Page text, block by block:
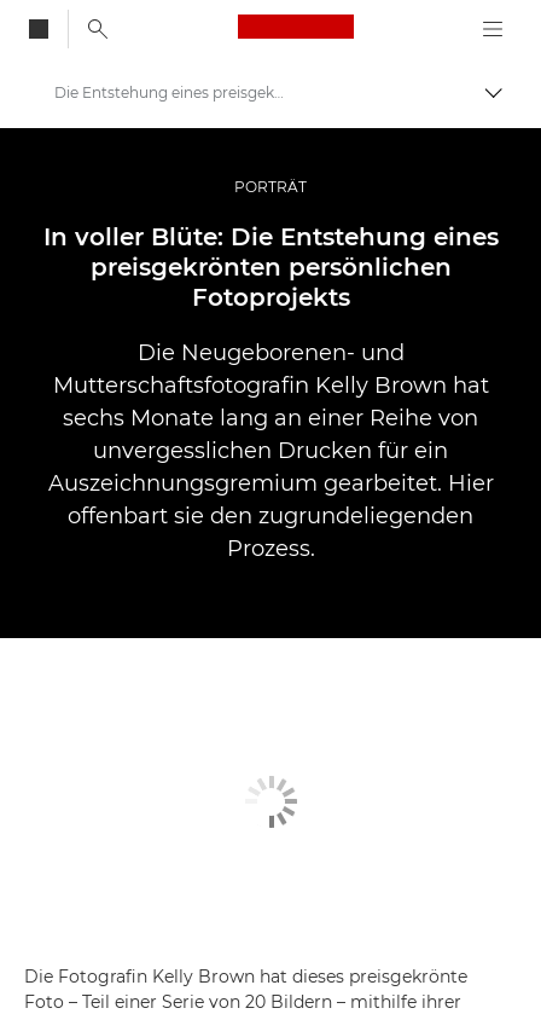
Canon Logo, back
Auf
Profi-Geschichten: Inspirationen für Foto, Video und Durck
Die Entstehung eines preisgekrönten Fotoprojekts über Neugeborene
PORTRÄT
In voller Blüte: Die Entstehung eines
preisgekrönten persönlichen
Fotoprojekts
Die Neugeborenen- und
Mutterschaftsfotografin Kelly Brown hat
sechs Monate lang an einer Reihe von
unvergesslichen Drucken für ein
Auszeichnungsgremium gearbeitet. Hier
offenbart sie den zugrundeliegenden
Prozess.
Die Fotografin Kelly Brown hat dieses preisgekrönte
Foto – Teil einer Serie von 20 Bildern – mithilfe ihrer